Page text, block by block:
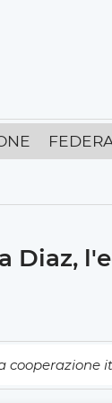
Diaz,
cooperazione